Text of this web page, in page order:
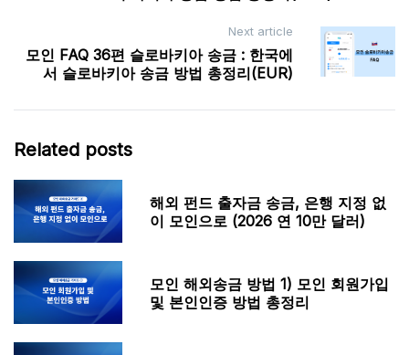
Next article
모인 FAQ 36편 슬로바키아 송금 : 한국에
서 슬로바키아 송금 방법 총정리(EUR)
Related posts
해외 펀드 출자금 송금, 은행 지정 없
이 모인으로 (2026 연 10만 달러)
모인 해외송금 방법 1) 모인 회원가입
및 본인인증 방법 총정리